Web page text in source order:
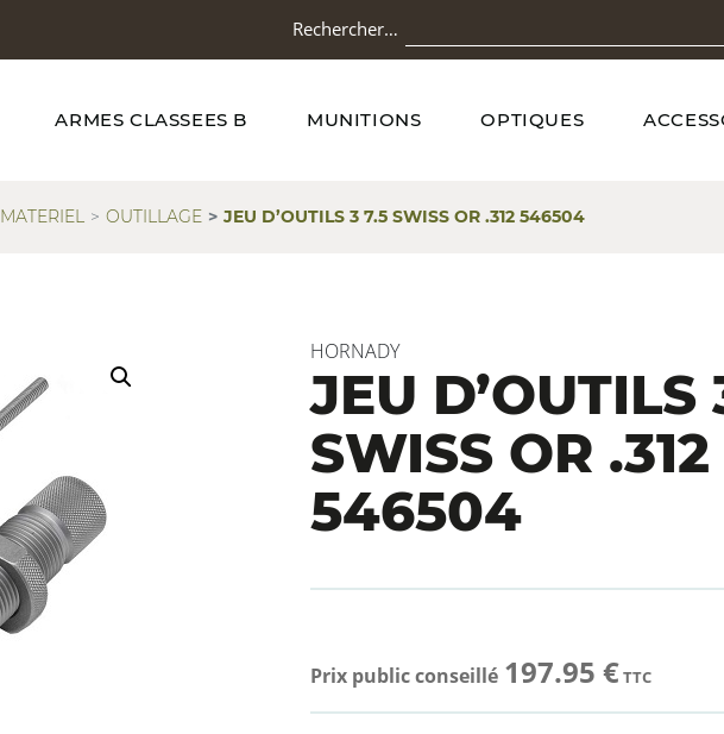
Rechercher…
ARMES CLASSEES B MUNITIONS OPTIQUES
MATERIEL OUTILLAGE JEU D’OUTILS 3 7.5 SWISS OR .312 546504
HORNADY
JEU D’OUTILS
SWISS OR .312
546504
Prix public conseillé 197.95 €TTC